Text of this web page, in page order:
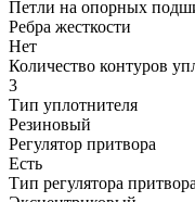
Петли на опорных
Ребра жесткости
Нет
Количество контуров
3
Тип уплотнителя
Резиновый
Регулятор притвора
Есть
Тип регулятора притвора